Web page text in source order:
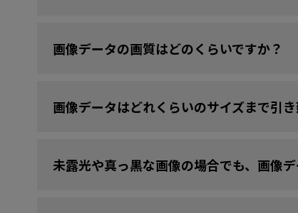
画像データの画質はどのくらいですか？
画像データはどれくらいのサイズまで引
未露光や真っ黒な画像の場合でも、画像